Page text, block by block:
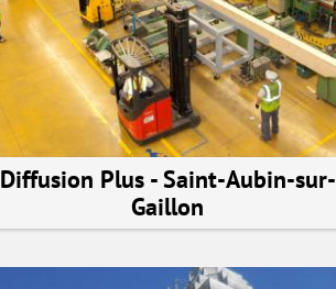
Diffusion Plus - Saint-Aubin-sur-
Gaillon
voir la réalisation